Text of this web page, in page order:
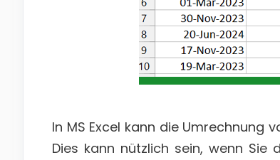
In MS Excel kann die Umrechnung
Dies kann nützlich sein, wenn